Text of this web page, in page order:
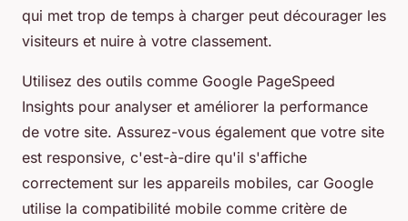
qui met trop de temps à charger peut décourager les
visiteurs et nuire à votre classement.
Utilisez des outils comme Google PageSpeed
Insights pour analyser et améliorer la performance
de votre site. Assurez-vous également que votre site
est responsive, c'est-à-dire qu'il s'affiche
correctement sur les appareils mobiles, car Google
utilise la compatibilité mobile comme critère de